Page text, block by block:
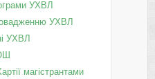
УХВЛ
УХВЛ
УХВЛ
магістрантами